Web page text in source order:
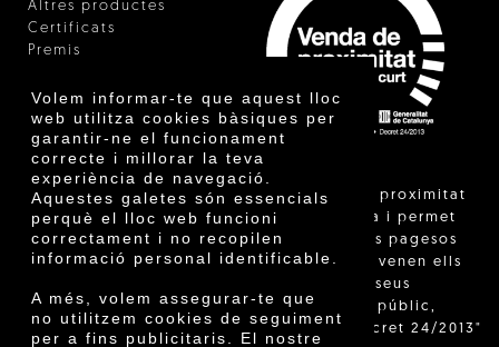
Volem informar-te que aquest lloc
web utilitza cookies bàsiques per
garantir-ne el funcionament
correcte i millorar la teva
experiència de navegació.
Aquestes galetes són essencials
perquè el lloc web funcioni
correctament i no recopilen
informació personal identificable.
A més, volem assegurar-te que
no utilitzem cookies de seguiment
per a fins publicitaris. El nostre
Altres productes
Certificats
Premis
"La venda de proximitat
està regulada i permet
identificar els pagesos
catalans que venen ells
mateixos els seus
productes al públic,
segons el Decret 24/2013"